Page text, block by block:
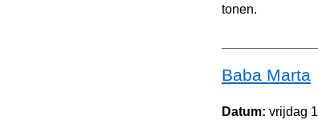
tonen.
Baba Marta
Datum: vrijdag